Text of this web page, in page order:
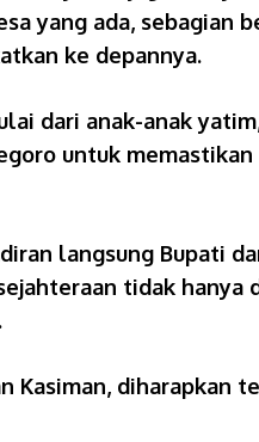
yang ada,
ke depannya.
dari anak-anak
untuk
langsung Bupati
tidak
Kasiman, diharapkan